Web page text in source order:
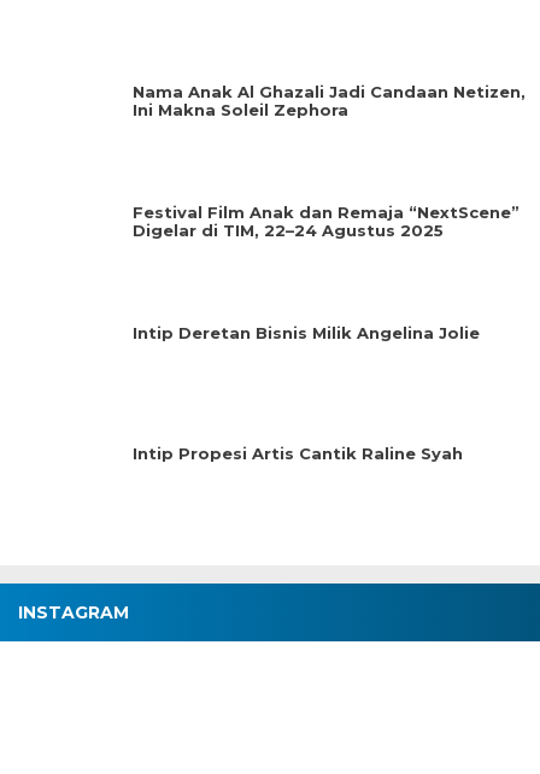
Nama Anak Al Ghazali Jadi Candaan Netizen,
Ini Makna Soleil Zephora
Festival Film Anak dan Remaja “NextScene”
Digelar di TIM, 22–24 Agustus 2025
Intip Deretan Bisnis Milik Angelina Jolie
Intip Propesi Artis Cantik Raline Syah
INSTAGRAM